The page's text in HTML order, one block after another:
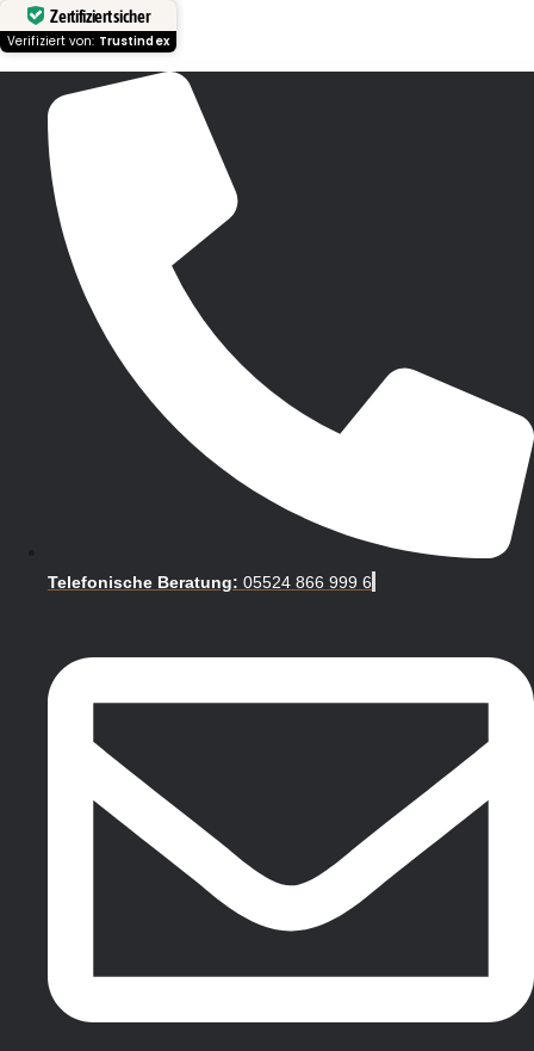
Zertifiziert sicher
Verifiziert von: Trustindex
Telefonische Beratung: 05524 866 999 6